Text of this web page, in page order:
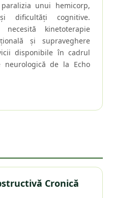
unui hemicorp,
dificultăți cognitive.
necesită kinetoterapie
și supraveghere
disponibile în cadrul
neurologică de la Echo
Cronică